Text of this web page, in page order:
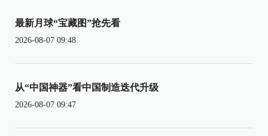
最新月球“宝藏图”抢先看
2026-08-07 09:48
从“中国神器”看中国制造迭代升级
2026-08-07 09:47